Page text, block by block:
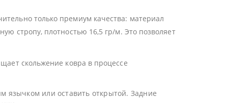
только премиум качества: материал
стропу, плотностью 16,5 гр/м. Это позволяет
скольжение ковра в процессе
язычком или оставить открытой. Задние